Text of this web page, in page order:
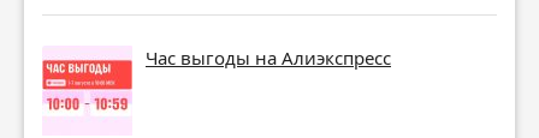
Час выгоды на Алиэкспресс